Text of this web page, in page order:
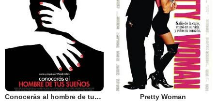
Conocerás al hombre de tus sueños Pretty Woman